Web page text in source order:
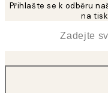
Přihlašte se k odběru
na